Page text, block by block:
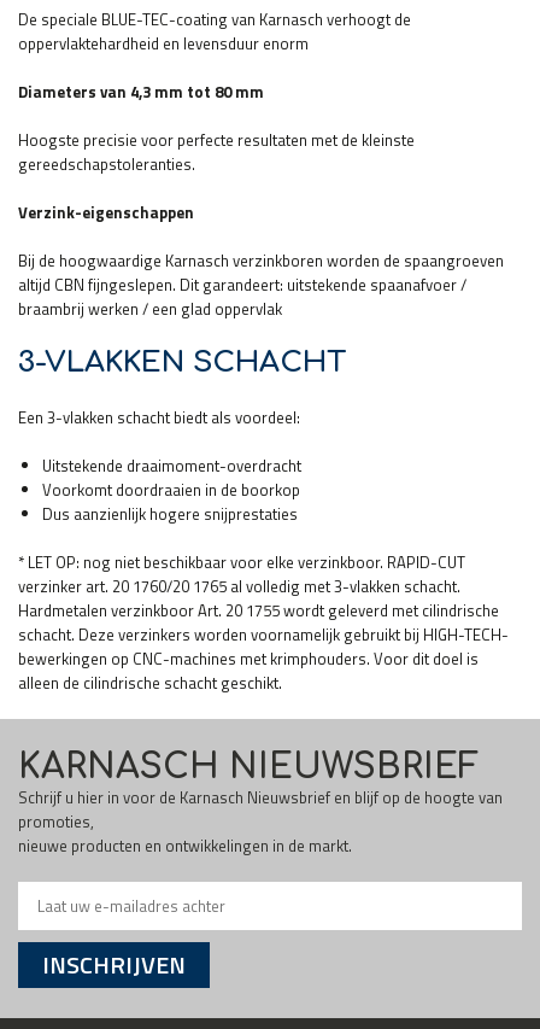
De speciale BLUE-TEC-coating van Karnasch verhoogt de
oppervlaktehardheid en levensduur enorm
Diameters van 4,3 mm tot 80 mm
Hoogste precisie voor perfecte resultaten met de kleinste
gereedschapstoleranties.
Verzink-eigenschappen
Bij de hoogwaardige Karnasch verzinkboren worden de spaangroeven
altijd CBN fijngeslepen. Dit garandeert: uitstekende spaanafvoer /
braambrij werken / een glad oppervlak
3-VLAKKEN SCHACHT
Een 3-vlakken schacht biedt als voordeel:
Uitstekende draaimoment-overdracht
Voorkomt doordraaien in de boorkop
Dus aanzienlijk hogere snijprestaties
* LET OP: nog niet beschikbaar voor elke verzinkboor. RAPID-CUT
verzinker art. 20 1760/20 1765 al volledig met 3-vlakken schacht.
Hardmetalen verzinkboor Art. 20 1755 wordt geleverd met cilindrische
schacht. Deze verzinkers worden voornamelijk gebruikt bij HIGH-TECH-
bewerkingen op CNC-machines met krimphouders. Voor dit doel is
alleen de cilindrische schacht geschikt.
KARNASCH NIEUWSBRIEF
Schrijf u hier in voor de Karnasch Nieuwsbrief en blijf op de hoogte van
promoties,
nieuwe producten en ontwikkelingen in de markt.
INSCHRIJVEN